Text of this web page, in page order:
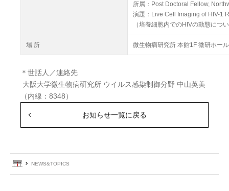
所属：Post Doctoral Fellow,
演題：Live Cell Imaging of HIV-1
（培養細胞内でのHIVの動態につ
場 所 微生物病研究所 本館1F 微研ホール
＊世話人／連絡先
大阪大学微生物病研究所 ウイルス感染制御分野 中山英美
（内線：8348）
お知らせ一覧に戻る
ホームNEWS&TOPICS